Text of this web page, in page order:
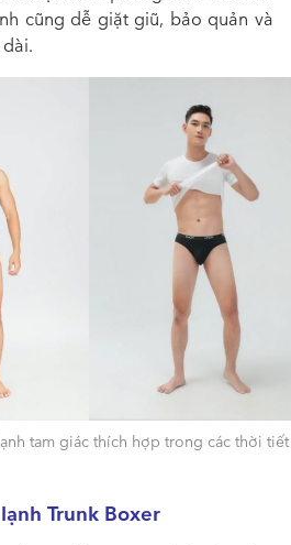
cũng dễ giặt giũ, bảo quản và
tam giác thích hợp trong các thời tiết
Trunk Boxer